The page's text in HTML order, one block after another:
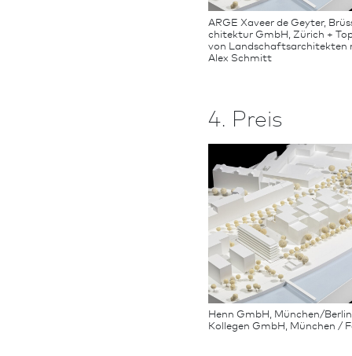
ARGE Xaveer de Geyter,
chi­tek­tur GmbH, Zürich +
von Landschafts­architekten
Alex Schmitt
4. Preis
Henn GmbH, München/
Kollegen GmbH, München /